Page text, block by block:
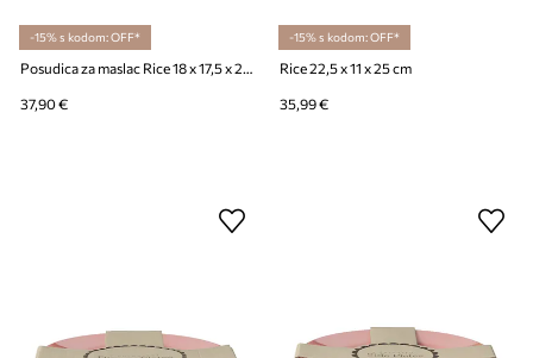
-15% s kodom: OFF*
Posudica za maslac Rice 18 x 17,5 x 21 cm
37,90 €
-15% s kodom: OFF*
Rice 22,5 x 11 x 25 cm
35,99 €